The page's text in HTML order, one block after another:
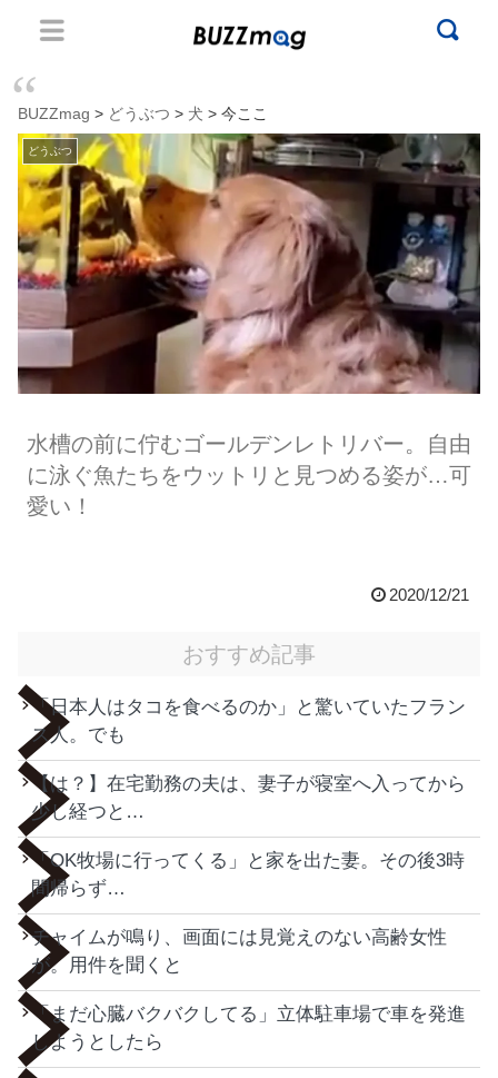
BUZZmag > どうぶつ > 犬 > 今ここ
どうぶつ
水槽の前に佇むゴールデンレトリバー。自由
に泳ぐ魚たちをウットリと見つめる姿が…可
愛い！
2020/12/21
おすすめ記事
「日本人はタコを食べるのか」と驚いていたフラン
ス人。でも
【は？】在宅勤務の夫は、妻子が寝室へ入ってから
少し経つと…
「OK牧場に行ってくる」と家を出た妻。その後3時
間帰らず…
チャイムが鳴り、画面には見覚えのない高齢女性
が。用件を聞くと
「まだ心臓バクバクしてる」立体駐車場で車を発進
しようとしたら